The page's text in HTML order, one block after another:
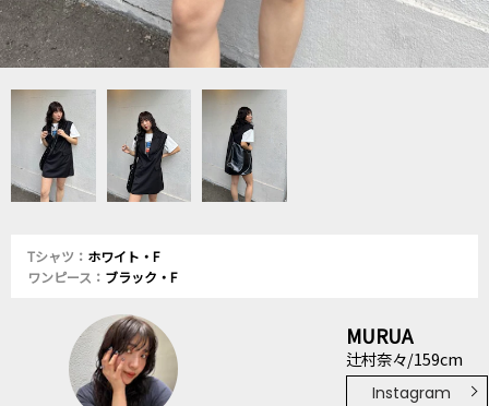
Tシャツ： ホワイト・F
ワンピース： ブラック・F
MURUA
辻村奈々/159cm
Instagram